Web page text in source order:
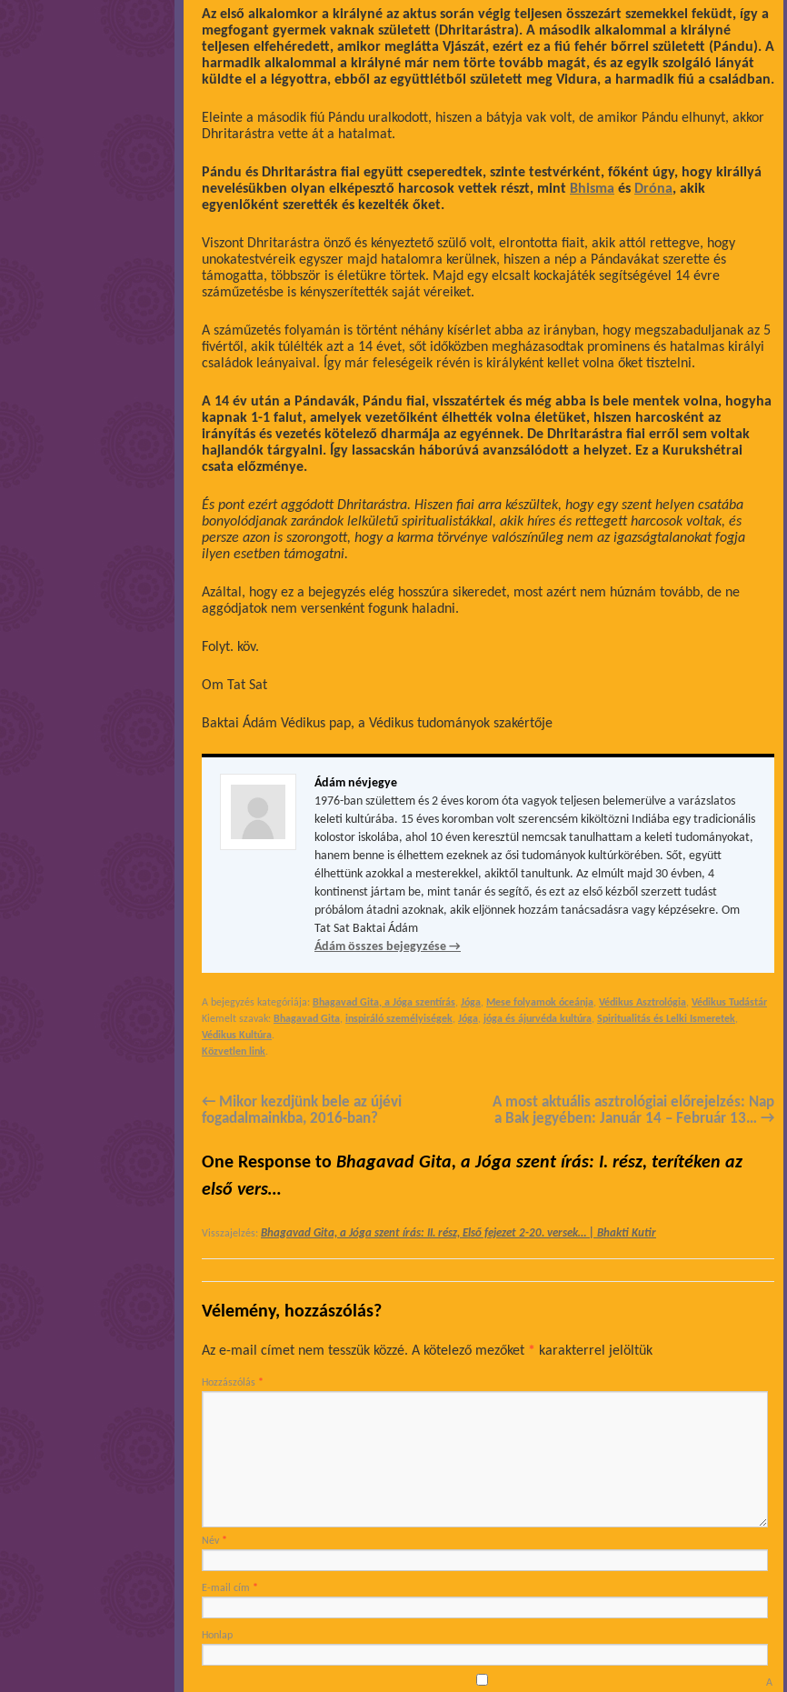
Az első alkalomkor a királyné az aktus során végig teljesen összezárt szemekkel feküdt, így a
megfogant gyermek vaknak született (Dhritarástra). A második alkalommal a királyné
teljesen elfehéredett, amikor meglátta Vjászát, ezért ez a fiú fehér bőrrel született (Pándu). A
harmadik alkalommal a királyné már nem törte tovább magát, és az egyik szolgáló lányát
küldte el a légyottra, ebből az együttlétből született meg Vidura, a harmadik fiú a családban.
Eleinte a második fiú Pándu uralkodott, hiszen a bátyja vak volt, de amikor Pándu elhunyt, akkor
Dhritarástra vette át a hatalmat.
Pándu és Dhritarástra fiai együtt cseperedtek, szinte testvérként, főként úgy, hogy királlyá
nevelésükben olyan elképesztő harcosok vettek részt, mint Bhisma és Dróna, akik
egyenlőként szerették és kezelték őket.
Viszont Dhritarástra önző és kényeztető szülő volt, elrontotta fiait, akik attól rettegve, hogy
unokatestvéreik egyszer majd hatalomra kerülnek, hiszen a nép a Pándavákat szerette és
támogatta, többször is életükre törtek. Majd egy elcsalt kockajáték segítségével 14 évre
száműzetésbe is kényszerítették saját véreiket.
A száműzetés folyamán is történt néhány kísérlet abba az irányban, hogy megszabaduljanak az 5
fivértől, akik túlélték azt a 14 évet, sőt időközben megházasodtak prominens és hatalmas királyi
családok leányaival. Így már feleségeik révén is királyként kellet volna őket tisztelni.
A 14 év után a Pándavák, Pándu fiai, visszatértek és még abba is bele mentek volna, hogyha
kapnak 1-1 falut, amelyek vezetőiként élhették volna életüket, hiszen harcosként az
irányítás és vezetés kötelező dharmája az egyénnek. De Dhritarástra fiai erről sem voltak
hajlandók tárgyalni. Így lassacskán háborúvá avanzsálódott a helyzet. Ez a Kurukshétrai
csata előzménye.
És pont ezért aggódott Dhritarástra. Hiszen fiai arra készültek, hogy egy szent helyen csatába
bonyolódjanak zarándok lelkületű spiritualistákkal, akik híres és rettegett harcosok voltak, és
persze azon is szorongott, hogy a karma törvénye valószínűleg nem az igazságtalanokat fogja
ilyen esetben támogatni.
Azáltal, hogy ez a bejegyzés elég hosszúra sikeredet, most azért nem húznám tovább, de ne
aggódjatok nem versenként fogunk haladni.
Folyt. köv.
Om Tat Sat
Baktai Ádám Védikus pap, a Védikus tudományok szakértője
Ádám névjegye
1976-ban születtem és 2 éves korom óta vagyok teljesen belemerülve a varázslatos
keleti kultúrába. 15 éves koromban volt szerencsém kiköltözni Indiába egy tradicionális
kolostor iskolába, ahol 10 éven keresztül nemcsak tanulhattam a keleti tudományokat,
hanem benne is élhettem ezeknek az ősi tudományok kultúrkörében. Sőt, együtt
élhettünk azokkal a mesterekkel, akiktől tanultunk. Az elmúlt majd 30 évben, 4
kontinenst jártam be, mint tanár és segítő, és ezt az első kézből szerzett tudást
próbálom átadni azoknak, akik eljönnek hozzám tanácsadásra vagy képzésekre. Om
Tat Sat Baktai Ádám
Ádám összes bejegyzése →
A bejegyzés kategóriája: Bhagavad Gita, a Jóga szentírás, Jóga, Mese folyamok óceánja, Védikus Asztrológia, Védikus Tudástár
Kiemelt szavak: Bhagavad Gita, inspiráló személyiségek, Jóga, jóga és ájurvéda kultúra, Spiritualitás és Lelki Ismeretek,
Védikus Kultúra.
Közvetlen link.
← Mikor kezdjünk bele az újévi
fogadalmainkba, 2016-ban?
A most aktuális asztrológiai előrejelzés: Nap
a Bak jegyében: Január 14 – Február 13… →
One Response to Bhagavad Gita, a Jóga szent írás: I. rész, terítéken az
első vers…
Visszajelzés: Bhagavad Gita, a Jóga szent írás: II. rész, Első fejezet 2-20. versek… | Bhakti Kutir
Vélemény, hozzászólás?
Az e-mail címet nem tesszük közzé. A kötelező mezőket * karakterrel jelöltük
Hozzászólás *
Név *
E-mail cím *
Honlap
A